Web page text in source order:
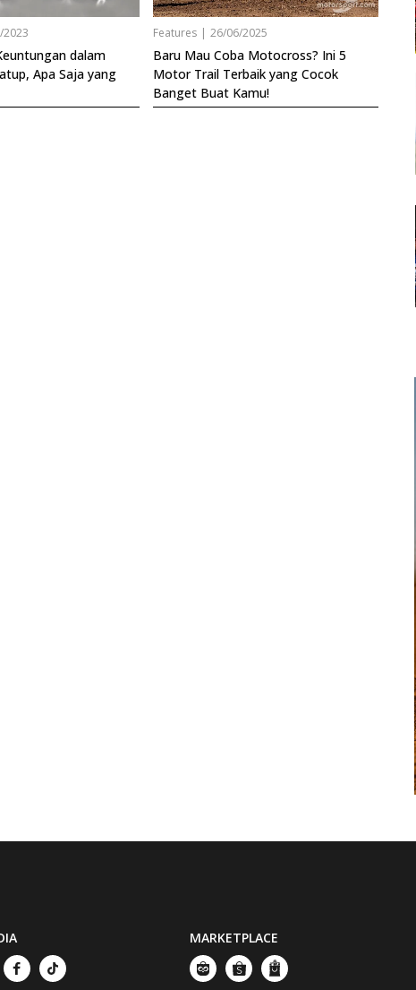
dalam
Apa Saja yang
Features | 26/06/2025
Baru Mau Coba Motocross? Ini 5
Motor Trail Terbaik yang Cocok
Banget Buat Kamu!
MARKETPLACE